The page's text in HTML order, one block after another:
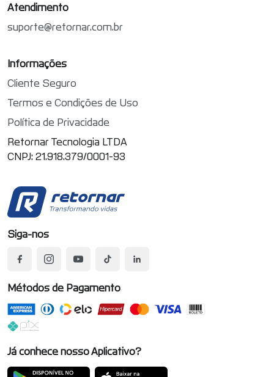
Atendimento
suporte@retornar.com.br
Informações
Cliente Seguro
Termos e Condições de Uso
Política de Privacidade
Retornar Tecnologia LTDA
CNPJ: 21.918.379/0001-93
Siga-nos
Métodos de Pagamento
Já conhece nosso Aplicativo?